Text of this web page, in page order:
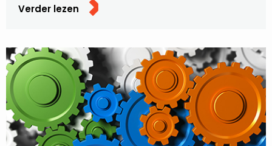
Verder lezen